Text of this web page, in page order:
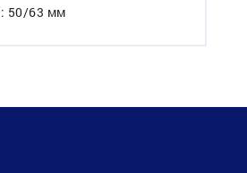
50/63 мм